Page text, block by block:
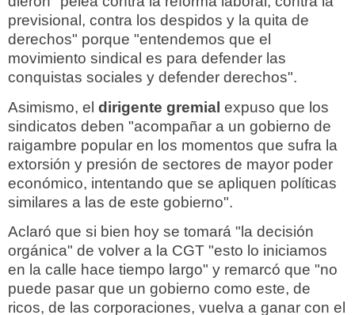
previsional, contra los despidos y la quita de
derechos" porque "entendemos que el
movimiento sindical es para defender las
conquistas sociales y defender derechos".
Asimismo, el dirigente gremial expuso que los
sindicatos deben "acompañar a un gobierno de
raigambre popular en los momentos que sufra la
extorsión y presión de sectores de mayor poder
económico, intentando que se apliquen políticas
similares a las de este gobierno".
Aclaró que si bien hoy se tomará "la decisión
orgánica" de volver a la CGT "esto lo iniciamos
en la calle hace tiempo largo" y remarcó que "no
puede pasar que un gobierno como este, de
ricos, de las corporaciones, vuelva a ganar con el